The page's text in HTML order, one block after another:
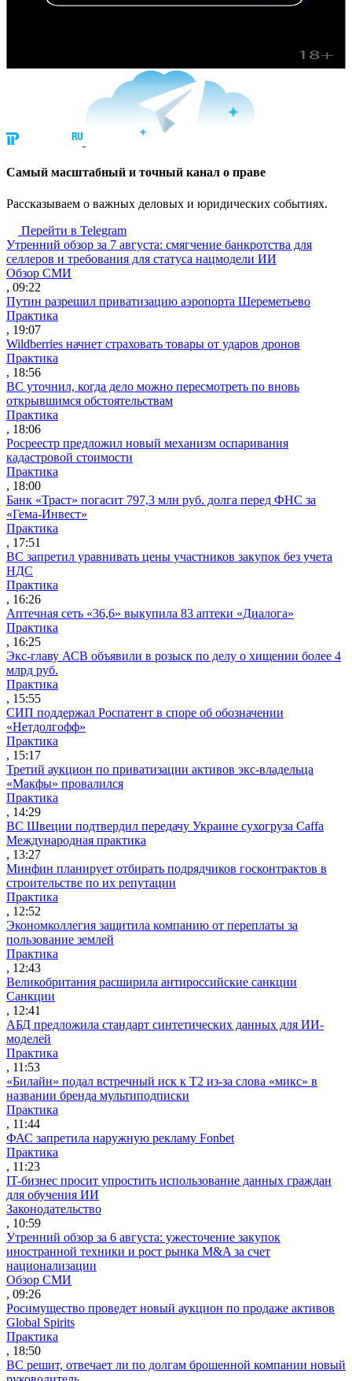
Cамый масштабный и точный канал о праве
Рассказываем о важных деловых и юридических событиях.
Перейти в Telegram
Утренний обзор за 7 августа: смягчение банкротства для
селлеров и требования для статуса нацмодели ИИ
Обзор СМИ
, 09:22
Путин разрешил приватизацию аэропорта Шереметьево
Практика
, 19:07
Wildberries начнет страховать товары от ударов дронов
Практика
, 18:56
ВС уточнил, когда дело можно пересмотреть по вновь
открывшимся обстоятельствам
Практика
, 18:06
Росреестр предложил новый механизм оспаривания
кадастровой стоимости
Практика
, 18:00
Банк «Траст» погасит 797,3 млн руб. долга перед ФНС за
«Гема-Инвест»
Практика
, 17:51
ВС запретил уравнивать цены участников закупок без учета
НДС
Практика
, 16:26
Аптечная сеть «36,6» выкупила 83 аптеки «Диалога»
Практика
, 16:25
Экс-главу АСВ объявили в розыск по делу о хищении более 4
млрд руб.
Практика
, 15:55
СИП поддержал Роспатент в споре об обозначении
«Нетдолгофф»
Практика
, 15:17
Третий аукцион по приватизации активов экс-владельца
«Макфы» провалился
Практика
, 14:29
ВС Швеции подтвердил передачу Украине сухогруза Caffa
Международная практика
, 13:27
Минфин планирует отбирать подрядчиков госконтрактов в
строительстве по их репутации
Практика
, 12:52
Экономколлегия защитила компанию от переплаты за
пользование землей
Практика
, 12:43
Великобритания расширила антироссийские санкции
Санкции
, 12:41
АБД предложила стандарт синтетических данных для ИИ-
моделей
Практика
, 11:53
«Билайн» подал встречный иск к Т2 из-за слова «микс» в
названии бренда мультиподписки
Практика
, 11:44
ФАС запретила наружную рекламу Fonbet
Практика
, 11:23
IT-бизнес просит упростить использование данных граждан
для обучения ИИ
Законодательство
, 10:59
Утренний обзор за 6 августа: ужесточение закупок
иностранной техники и рост рынка M&A за счет
национализации
Обзор СМИ
, 09:26
Росимущество проведет новый аукцион по продаже активов
Global Spirits
Практика
, 18:50
ВС решит, отвечает ли по долгам брошенной компании новый